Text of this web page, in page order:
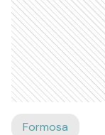
Formosa